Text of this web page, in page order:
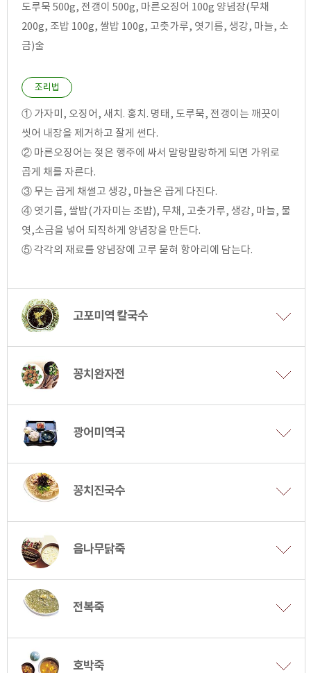
도루묵 500g, 전갱이 500g, 마른오징어 100g 양념장(무채
200g, 조밥 100g, 쌀밥 100g, 고춧가루, 엿기름, 생강, 마늘, 소
금)술
조리법
① 가자미, 오징어, 새치. 홍치. 명태, 도루묵, 전갱이는 깨끗이
씻어 내장을 제거하고 잘게 썬다.
② 마른오징어는 젖은 행주에 싸서 말랑말랑하게 되면 가위로
곱게 채를 자른다.
③ 무는 곱게 채썰고 생강, 마늘은 곱게 다진다.
④ 엿기름, 쌀밥(가자미는 조밥), 무채, 고춧가루, 생강, 마늘, 물
엿,소금을 넣어 되직하게 양념장을 만든다.
⑤ 각각의 재료를 양념장에 고루 묻혀 항아리에 담는다.
고포미역 칼국수
꽁치완자전
광어미역국
꽁치진국수
음나무닭죽
전복죽
호박죽